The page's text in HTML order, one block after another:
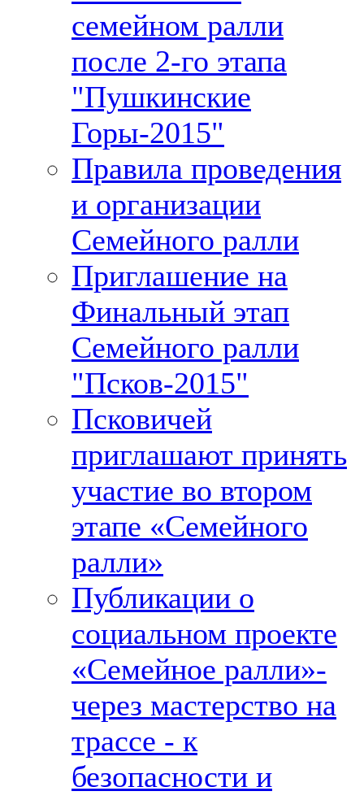
семейном ралли
после 2-го этапа
"Пушкинские
Горы-2015"
Правила проведения
и организации
Cемейного ралли
Приглашение на
Финальный этап
Семейного ралли
"Псков-2015"
Псковичей
приглашают принять
участие во втором
этапе «Семейного
ралли»
Публикации о
социальном проекте
«Семейное ралли»-
через мастерство на
трассе - к
безопасности и